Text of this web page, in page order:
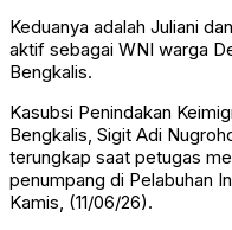
Keduanya adalah Juliani
aktif sebagai WNI warga
Bengkalis.
Kasubsi Penindakan
Bengkalis, Sigit Adi
terungkap saat petugas
penumpang di Pelabuhan
Kamis, (11/06/26).